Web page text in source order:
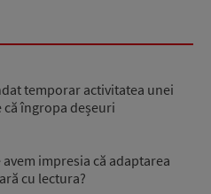
temporar activitatea unei
îngropa deșeuri
impresia că adaptarea
cu lectura?